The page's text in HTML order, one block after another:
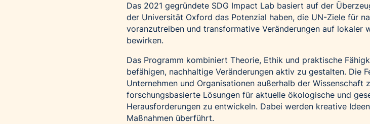
Das 2021 gegründete SDG Impact Lab basiert auf der
der Universität Oxford das Potenzial haben, die UN-Ziele für
voranzutreiben und transformative Veränderungen auf lokaler
bewirken.
Das Programm kombiniert Theorie, Ethik und praktische
befähigen, nachhaltige Veränderungen aktiv zu gestalten. Die
Unternehmen und Organisationen außerhalb der Wissenschaft
forschungsbasierte Lösungen für aktuelle ökologische und
Herausforderungen zu entwickeln. Dabei werden kreative
Maßnahmen überführt.